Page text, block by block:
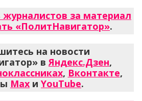
за материал
«ПолитНавигатор».
на новости
вЯндекс.Дзен,
, Вконтакте,
Max и YouTube.